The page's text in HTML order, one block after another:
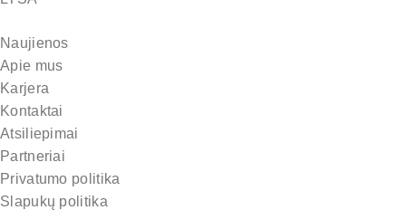
Naujienos
Apie mus
Karjera
Kontaktai
Atsiliepimai
Partneriai
Privatumo politika
Slapukų politika